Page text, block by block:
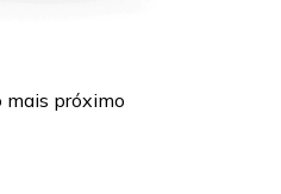
próximo